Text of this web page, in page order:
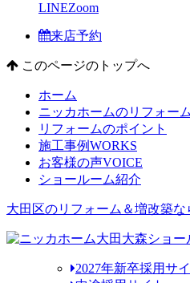
LINEZoom
来店予約
このページのトップへ
ホーム
ニッカホームのリフォーム
リフォームのポイント
施工事例WORKS
お客様の声VOICE
ショールーム紹介
大田区のリフォーム＆増改築な
2027年新卒採用サ